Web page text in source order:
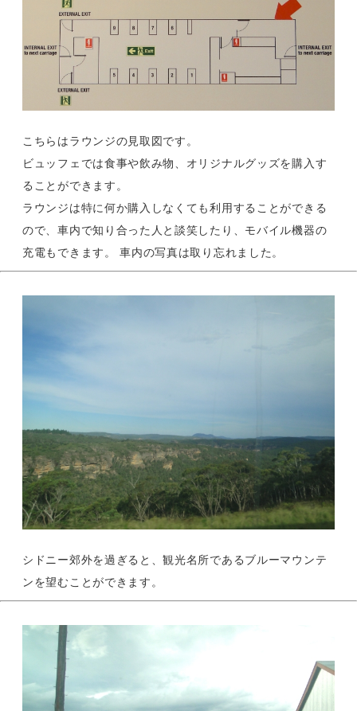
こちらはラウンジの見取図です。
ビュッフェでは食事や飲み物、オリジナルグッズを購入す
ることができます。
ラウンジは特に何か購入しなくても利用することができる
ので、車内で知り合った人と談笑したり、モバイル機器の
充電もできます。 車内の写真は取り忘れました。
シドニー郊外を過ぎると、観光名所であるブルーマウンテ
ンを望むことができます。